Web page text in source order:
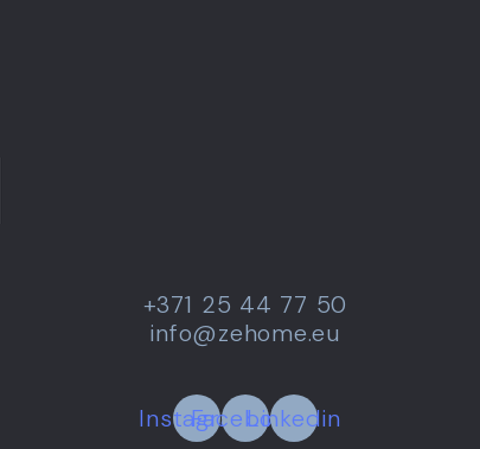
+371 25 44 77 50
info@zehome.eu
Instagram
Facebook
Linkedin